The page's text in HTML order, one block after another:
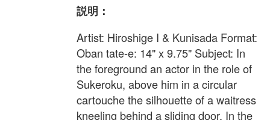
説明：
Artist: Hiroshige I & Kunisada Format:
Oban tate-e: 14" x 9.75" Subject: In
the foreground an actor in the role of
Sukeroku, above him in a circular
cartouche the silhouette of a waitress
kneeling behind a sliding door. In the